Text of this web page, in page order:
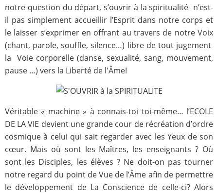
notre question du départ, s’ouvrir à la spiritualité n’est-
il pas simplement accueillir l’Esprit dans notre corps et
le laisser s’exprimer en offrant au travers de notre Voix
(chant, parole, souffle, silence…) libre de tout jugement
la Voie corporelle (danse, sexualité, sang, mouvement,
pause …) vers la Liberté de l'Âme!
Véritable « machine » à connais-toi toi-même… l’ECOLE
DE LA VIE devient une grande cour de récréation d’ordre
cosmique à celui qui sait regarder avec les Yeux de son
cœur. Mais où sont les Maîtres, les enseignants ? Où
sont les Disciples, les élèves ? Ne doit-on pas tourner
notre regard du point de Vue de l’Âme afin de permettre
le développement de La Conscience de celle-ci? Alors